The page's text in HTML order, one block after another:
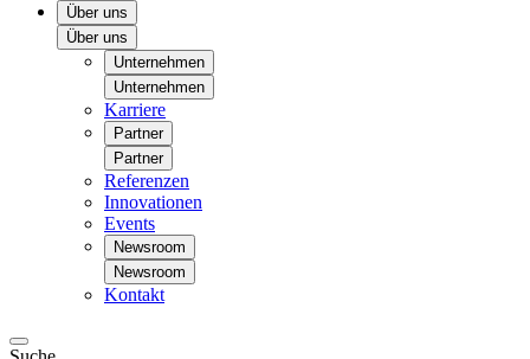
Über uns
Über uns
Unternehmen
Unternehmen
Karriere
Partner
Partner
Referenzen
Innovationen
Events
Newsroom
Newsroom
Kontakt